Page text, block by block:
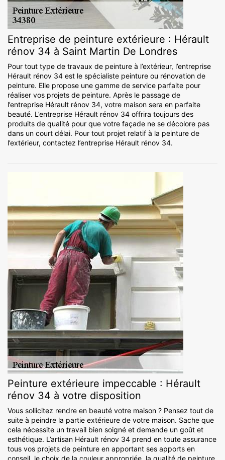
Entreprise de peinture extérieure : Hérault
rénov 34 à Saint Martin De Londres
Pour tout type de travaux de peinture à l’extérieur, l’entreprise
Hérault rénov 34 est le spécialiste peinture ou rénovation de
peinture. Elle propose une gamme de service parfaite pour
réaliser vos projets de peinture. Après le passage de
l’entreprise Hérault rénov 34, votre maison sera en parfaite
beauté. L’entreprise Hérault rénov 34 offrira toujours des
produits de qualité pour que votre façade ne se décolore pas
dans un court délai. Pour tout projet relatif à la peinture de
l’extérieur, contactez l’entreprise Hérault rénov 34.
Peinture extérieure impeccable : Hérault
rénov 34 à votre disposition
Vous sollicitez rendre en beauté votre maison ? Pensez tout de
suite à peindre la partie extérieure de votre maison. Sache que
cela nécessite un travail bien soigné et demande un goût et
esthétique. L’artisan Hérault rénov 34 prend en toute assurance
tous vos projets de peinture en apportant ses apports en